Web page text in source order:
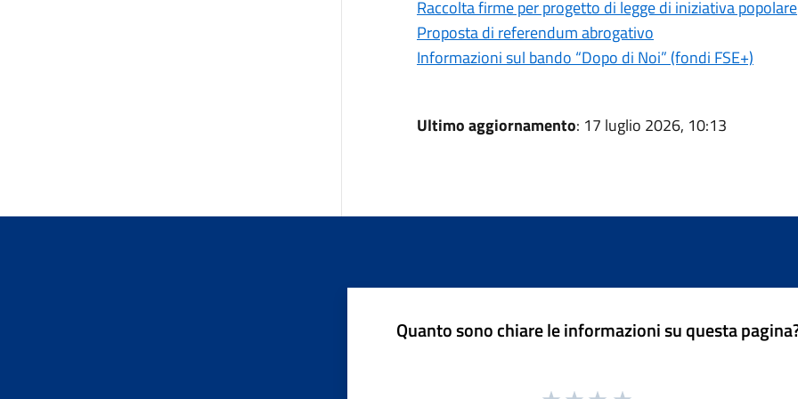
Raccolta firme per progetto di legge di iniziativa popolare
Proposta di referendum abrogativo
Informazioni sul bando “Dopo di Noi” (fondi FSE+)
Ultimo aggiornamento: 17 luglio 2026, 10:13
Quanto sono chiare le informazioni su questa